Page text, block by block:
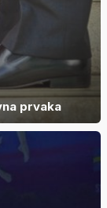
prvaka